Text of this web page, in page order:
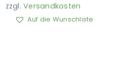
zzgl.Versandkosten
Auf die Wunschliste